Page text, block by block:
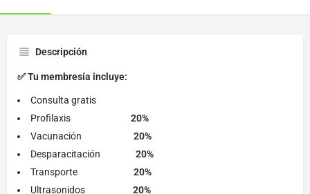
Descripción
✅ Tu membresía incluye:
Consulta gratis
Profilaxis 20%
Vacunación
20%
Desparacitación 20%
Transporte 20%
Ultrasonidos 20%